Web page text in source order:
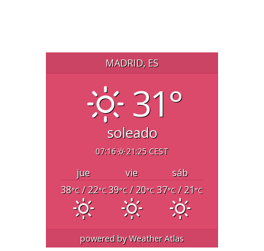
MADRID, ES
31°
soleado
07:16 21:25 CEST
jue vie
sáb
38°C/ 22°C39°C/ 20°C 37°C/ 21°C
powered byWeather Atlas